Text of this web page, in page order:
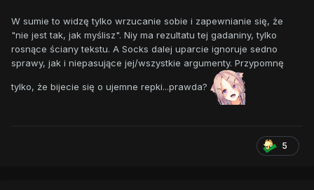
W sumie to widzę tylko wrzucanie sobie i zapewnianie się, że
"nie jest tak, jak myślisz". Niy ma rezultatu tej gadaniny, tylko
rosnące ściany tekstu. A Socks dalej uparcie ignoruje sedno
sprawy, jak i niepasujące jej/wszystkie argumenty. Przypomnę
tylko, że bijecie się o ujemne repki...prawda?
5